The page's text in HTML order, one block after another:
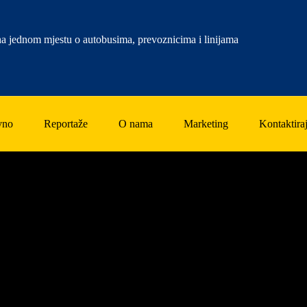
jednom mjestu o autobusima, prevoznicima i linijama
Reportaže O nama Marketing